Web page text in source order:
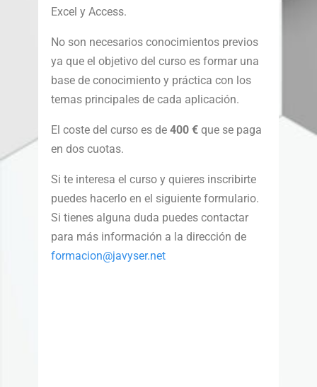
Excel y Access.
No son necesarios conocimientos previos
ya que el objetivo del curso es formar una
base de conocimiento y práctica con los
temas principales de cada aplicación.
El coste del curso es de400 €que se paga
en dos cuotas.
Si te interesa el curso y quieres inscribirte
puedes hacerlo en el siguiente formulario.
Si tienes alguna duda puedes contactar
para más información a la dirección de
formacion@javyser.net